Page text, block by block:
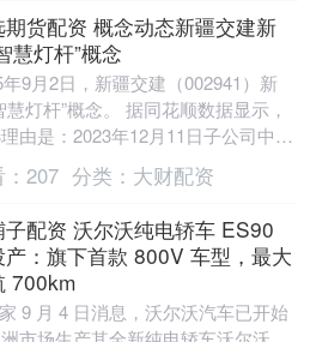
期货配资 概念动态新疆交建新
慧灯杆”概念
9月2日，新疆交建（002941）新
慧灯杆”概念。 据同花顺数据显示，
由是：2023年12月11日子公司中新
科技微信公众号，智慧杆件是....
207 分类： 大财配资
子配资 沃尔沃纯电轿车 ES90
产：旗下首款 800V 车型，最大
700km
9 月 4 日消息，沃尔沃汽车已开始